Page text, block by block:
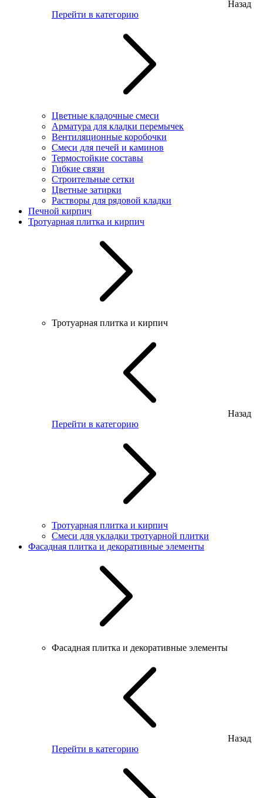
Назад
Перейти в категорию
Цветные кладочные смеси
Арматура для кладки перемычек
Вентиляционные коробочки
Смеси для печей и каминов
Термостойкие составы
Гибкие связи
Строительные сетки
Цветные затирки
Растворы для рядовой кладки
Печной кирпич
Тротуарная плитка и кирпич
Тротуарная плитка и кирпич
Назад
Перейти в категорию
Тротуарная плитка и кирпич
Смеси для укладки тротуарной плитки
Фасадная плитка и декоративные элементы
Фасадная плитка и декоративные элементы
Назад
Перейти в категорию